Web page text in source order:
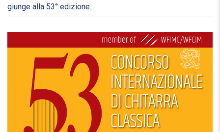
giunge alla 53° edizione.